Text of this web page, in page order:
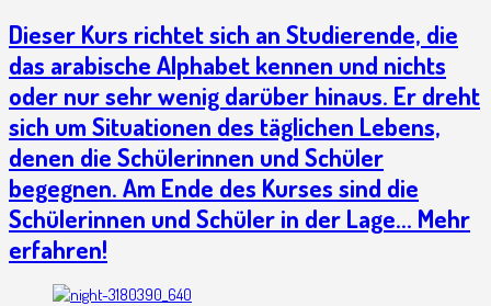
Dieser Kurs richtet sich an Studierende, die
das arabische Alphabet kennen und nichts
oder nur sehr wenig darüber hinaus. Er dreht
sich um Situationen des täglichen Lebens,
denen die Schülerinnen und Schüler
begegnen. Am Ende des Kurses sind die
Schülerinnen und Schüler in der Lage... Mehr
erfahren!